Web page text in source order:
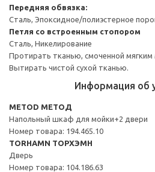
Передняя обвязка:
Сталь, Эпоксидное/полиэстерное
Петля со встроенным стопором
Сталь, Никелирование
Протирать тканью, смоченной
Вытирать чистой сухой тканью.
Информация об
METOD МЕТОД
Напольный шкаф для мойки+2 двери
Номер товара: 194.465.10
TORHAMN ТОРХЭМН
Дверь
Номер товара: 104.186.63